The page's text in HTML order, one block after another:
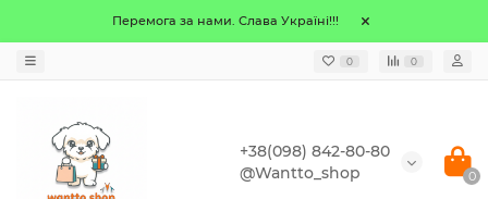
Перемога за нами. Слава Україні!!!
0 0
+38(098) 842-80-80
@Wantto_shop
0